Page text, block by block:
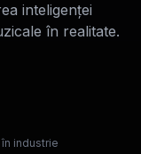
inteligenței
în realitate.
industrie